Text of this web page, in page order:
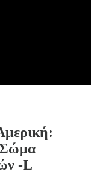
Σώμα
-L